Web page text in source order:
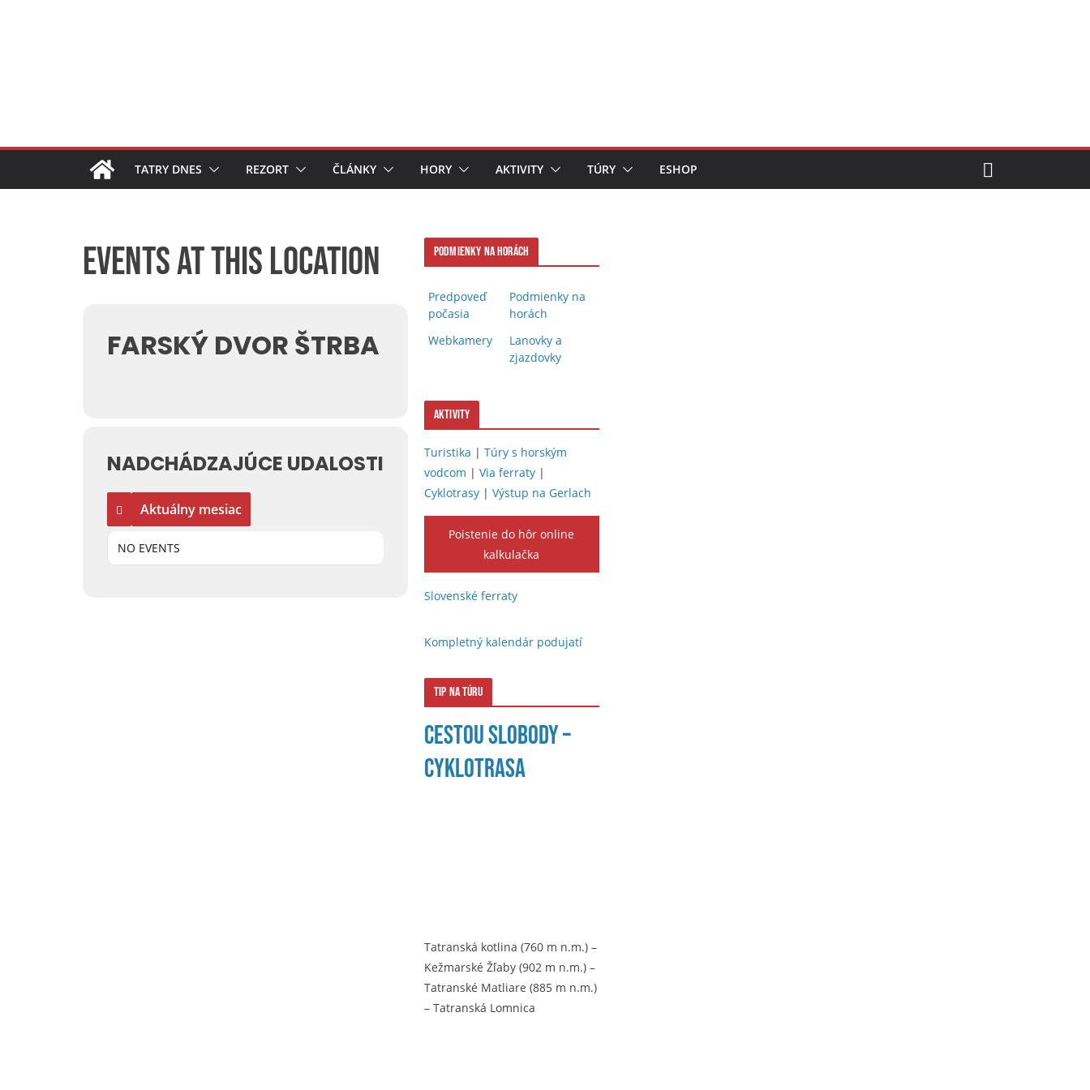
TATRY DNES REZORT ČLÁNKY HORY AKTIVITY TÚRY ESHOP
Events at this location
FARSKÝ DVOR ŠTRBA
NADCHÁDZAJÚCE UDALOSTI
Aktuálny mesiac
NO EVENTS
Podmienky na horách
Predpoveď
počasia
Webkamery
Podmienky na
horách
Lanovky a
zjazdovky
Aktivity
Turistika | Túry s horským
vodcom | Via ferraty |
Cyklotrasy | Výstup na Gerlach
Poistenie do hôr online
kalkulačka
Slovenské ferraty
Kompletný kalendár podujatí
Tip na túru
Cestou Slobody –
cyklotrasa
Tatranská kotlina (760 m n.m.) –
Kežmarské Žľaby (902 m n.m.) –
Tatranské Matliare (885 m n.m.)
– Tatranská Lomnica